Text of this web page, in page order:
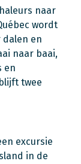
naar
wordt
dalen en
naar baai,
en
twee
excursie
in de